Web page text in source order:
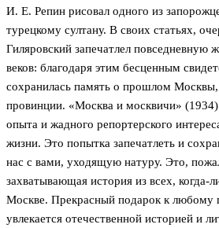
И. Е. Репин рисовал одного из
турецкому султану. В своих статьях,
Гиляровский запечатлел повседневную
веков: благодаря этим бесценным
сохранилась память о прошлом
провинции. «Москва и москвичи»
опыта и жадного репортерского
жизни. Это попытка запечатлеть и
нас с вами, уходящую натуру. Это,
захватывающая история из всех, когда-
Москве. Прекрасный подарок к любому
увлекается отечественной историей и